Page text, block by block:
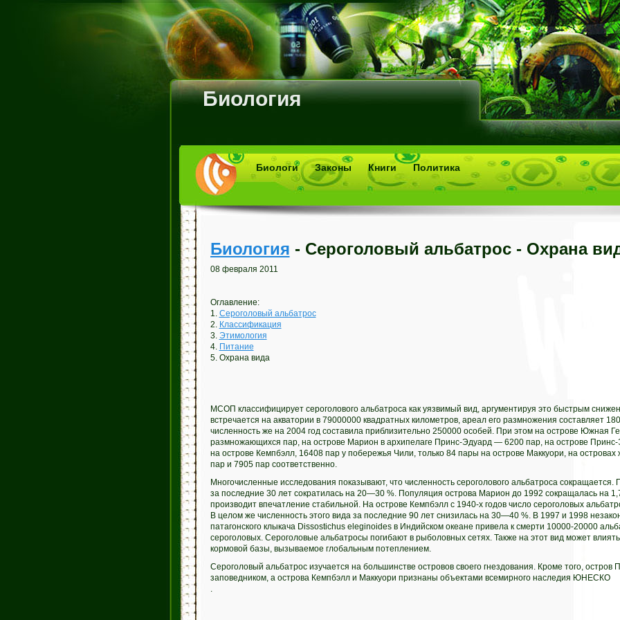
Биология
Биологи Законы Книги Политика
Биология - Сероголовый альбатрос - Охрана
08 февраля 2011
Оглавление:
1. Сероголовый альбатрос
2. Классификация
3. Этимология
4. Питание
5. Охрана вида
МСОП классифицирует сероголового альбатроса как уязвимый вид, аргументируя это быстрым
встречается на акватории в 79000000 квадратных километров, ареал его размножения составляет
численность же на 2004 год составила приблизительно 250000 особей. При этом на острове Южная
размножающихся пар, на острове Марион в архипелаге Принс-Эдуард — 6200 пар, на острове
на острове Кемпбэлл, 16408 пар у побережья Чили, только 84 пары на острове Маккуори, на
пар и 7905 пар соответственно.
Многочисленные исследования показывают, что численность сероголового альбатроса
за последние 30 лет сократилась на 20—30 %. Популяция острова Марион до 1992 сокращалась на
производит впечатление стабильной. На острове Кемпбэлл с 1940-х годов число сероголовых
В целом же численность этого вида за последние 90 лет снизилась на 30—40 %. В 1997 и 1998
патагонского клыкача Dissostichus eleginoides в Индийском океане привела к смерти 10000-20000
сероголовых. Сероголовые альбатросы погибают в рыболовных сетях. Также на этот вид может
кормовой базы, вызываемое глобальным потеплением.
Сероголовый альбатрос изучается на большинстве островов своего гнездования. Кроме того, остров
заповедником, а острова Кемпбэлл и Маккуори признаны объектами всемирного наследия ЮНЕСКО
.